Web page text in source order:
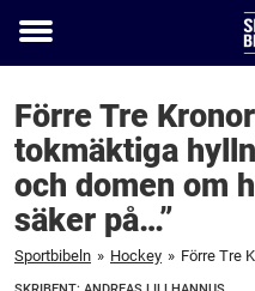
Toggle
Förre Tre
tokmäktiga
och domen om
säker på…”
Sportbibeln » Hockey »